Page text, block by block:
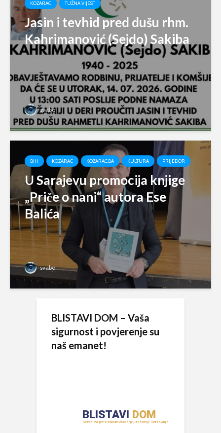
KOZARAC TUŽNA VIJEST
Jasin i tevhid pred dušu rhm.
Kahrimanović (Sejdo) Sakiba
svabo
BIH KOZARAC KOZARAC.BA KULTURA PRIJEDOR
U Sarajevu promocija knjige
„Priče o nani“ autora Ese
Balića
svabo
BLISTAVI DOM – Vaša
sigurnost i povjerenje su
naš emanet!